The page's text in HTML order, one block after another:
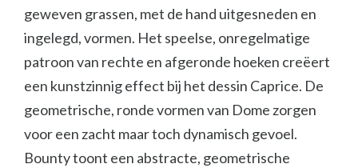
geweven grassen, met de hand uitgesneden en
ingelegd, vormen. Het speelse, onregelmatige
patroon van rechte en afgeronde hoeken creëert
een kunstzinnig effect bij het dessin Caprice. De
geometrische, ronde vormen van Dome zorgen
voor een zacht maar toch dynamisch gevoel.
Bounty toont een abstracte, geometrische